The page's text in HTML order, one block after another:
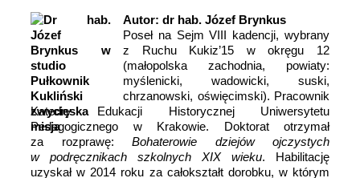
Autor: dr hab. Józef Brynkus
Poseł na Sejm VIII kadencji, wybrany
z Ruchu Kukiz’15 w okręgu 12
(małopolska zachodnia, powiaty:
myślenicki, wadowicki, suski,
chrzanowski, oświęcimski). Pracownik
Katedry Edukacji Historycznej Uniwersytetu
Pedagogicznego w Krakowie. Doktorat otrzymał
za rozprawę: Bohaterowie dziejów ojczystych
w podręcznikach szkolnych XIX wieku. Habilitację
uzyskał w 2014 roku za całokształt dorobku, w którym